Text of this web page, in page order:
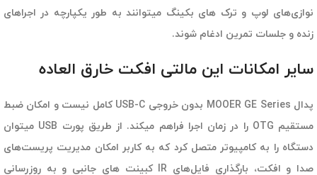
نوازی‌های لوپ و ترک های بکینگ میتوانند به طور یکپارچه در اجراهای
زنده و جلسات تمرین ادغام شوند.
سایر امکانات این مالتی افکت خارق العاده
پدال MOOER GE Series بدون خروجی USB-C کامل نیست و امکان ضبط
مستقیم OTG را در زمان اجرا فراهم میکند. از طریق پورت USB میتوان
دستگاه را به کامپیوتر متصل کرد که به کاربر امکان مدیریت پریست‌های
صدا و افکت، بارگذاری فایل‌های IR کبینت های جانبی و به روزرسانی